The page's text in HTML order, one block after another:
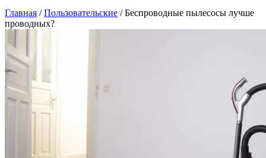
Главная / Пользовательские / Беспроводные пылесосы лучше
проводных?